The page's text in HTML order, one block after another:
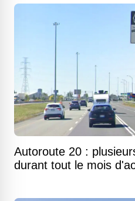
Autoroute 20 :
durant tout le mois